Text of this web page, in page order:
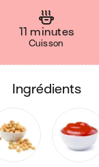
11 minutes
Cuisson
ingrédients